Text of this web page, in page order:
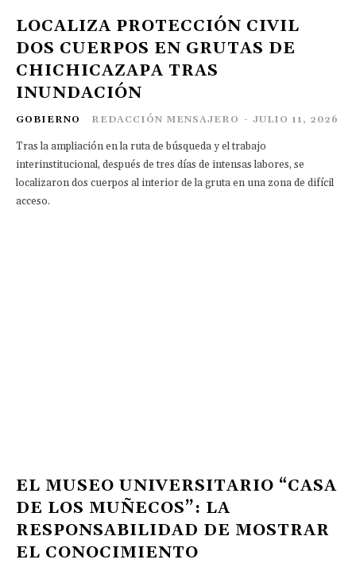
LOCALIZA PROTECCIÓN CIVIL
DOS CUERPOS EN GRUTAS DE
CHICHICAZAPA TRAS
INUNDACIÓN
GOBIERNO REDACCIÓN MENSAJERO - JULIO 11, 2026
Tras la ampliación en la ruta de búsqueda y el trabajo
interinstitucional, después de tres días de intensas labores, se
localizaron dos cuerpos al interior de la gruta en una zona de difícil
acceso.
EL MUSEO UNIVERSITARIO “CASA
DE LOS MUÑECOS”: LA
RESPONSABILIDAD DE MOSTRAR
EL CONOCIMIENTO